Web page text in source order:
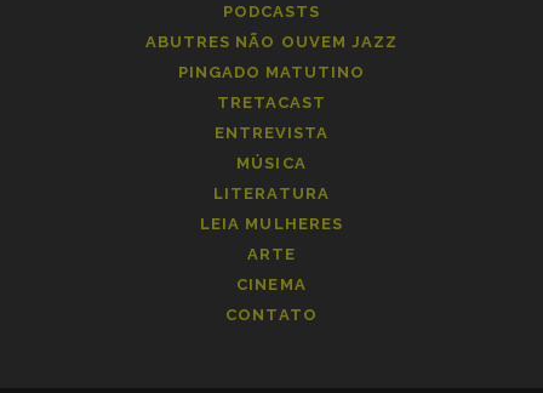
PODCASTS
ABUTRES NÃO OUVEM JAZZ
PINGADO MATUTINO
TRETACAST
ENTREVISTA
MÚSICA
LITERATURA
LEIA MULHERES
ARTE
CINEMA
CONTATO